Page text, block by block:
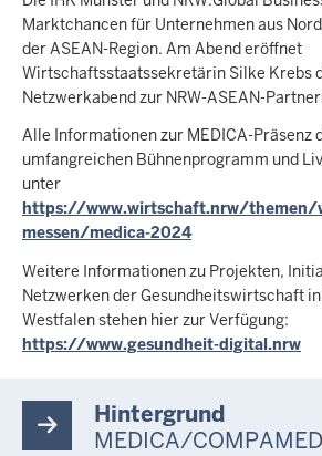
Marktchancen für Unternehmen aus
der ASEAN-Region. Am Abend eröffnet
Wirtschaftsstaatssekretärin Silke Krebs
Netzwerkabend zur NRW-ASEAN-
Alle Informationen zur MEDICA-Präsenz
umfangreichen Bühnenprogramm und
unter
https://www.wirtschaft.nrw/
messen/medica-2024
Weitere Informationen zu Projekten,
Netzwerken der Gesundheitswirtschaft
Westfalen stehen hier zur Verfügung:
https://www.gesundheit-digital.nrw
Hintergrund
MEDICA/COMPAMED